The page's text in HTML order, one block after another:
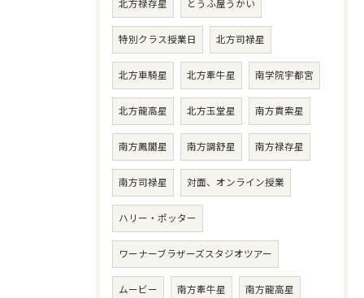
北方禄存星 とうふ屋うかい
特別クラス授業日 北方司禄星
北方車騎星 北方牽牛星 南学院宇都宮
北方龍高星 北方玉堂星 南方貫索星
南方鳳閣星 南方調舒星 南方禄存星
南方司禄星 対面、オンライン授業
ハリー・ポッター
ワーナーブラザーズスタジオツアー
ムービー 南方牽牛星 南方龍高星